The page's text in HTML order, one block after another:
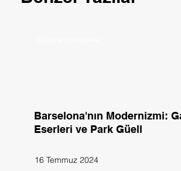
Barselona'nın Modernizmi:
Eserleri ve Park Güell
16 Temmuz 2024